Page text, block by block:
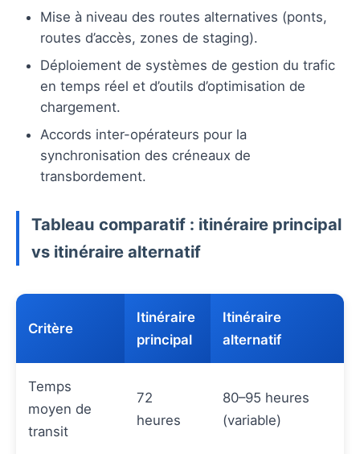
Mise à niveau des routes alternatives (ponts,
routes d’accès, zones de staging).
Déploiement de systèmes de gestion du trafic
en temps réel et d’outils d’optimisation de
chargement.
Accords inter-opérateurs pour la
synchronisation des créneaux de
transbordement.
Tableau comparatif : itinéraire principal
vs itinéraire alternatif
Critère
Itinéraire
principal
Itinéraire
alternatif
Temps
moyen de
transit
72
heures
80–95 heures
(variable)